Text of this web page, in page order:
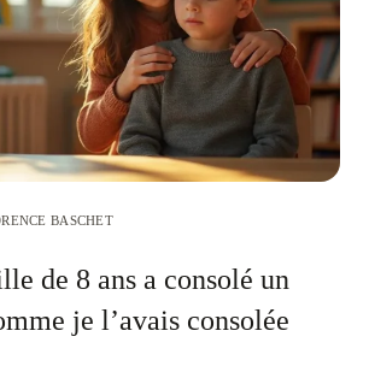
BASCHET
de 8 ans a consolé un
je l’avais consolée